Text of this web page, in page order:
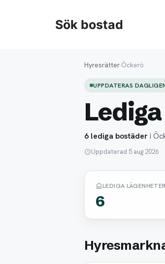
Sök bostad
Hyresrätter›Öckerö
UPPDATERAS
6 lediga bostäderi
Uppdaterad 5 aug 2026
LEDIGA LÄGENHETER
6